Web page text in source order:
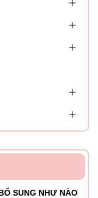
SUNG NHƯ NÀO